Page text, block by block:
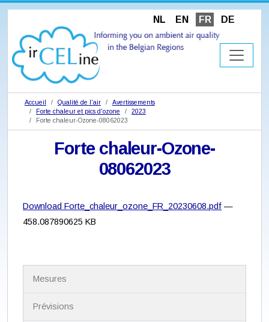
NL EN FR DE
Accueil Qualité de l'air
Avertissements
Forte chaleur et pics d'ozone
2023
Forte chaleur-Ozone-08062023
Forte chaleur-Ozone-
08062023
Download Forte_chaleur_ozone_FR_20230608.pdf —
458.087890625 KB
Mesures
Prévisions